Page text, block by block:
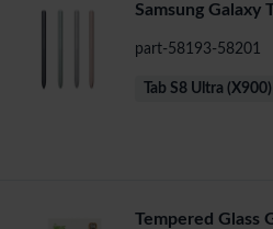
Samsung Galaxy
part-58193-58201
Tab S8 Ultra (X900)
Tempered Glass